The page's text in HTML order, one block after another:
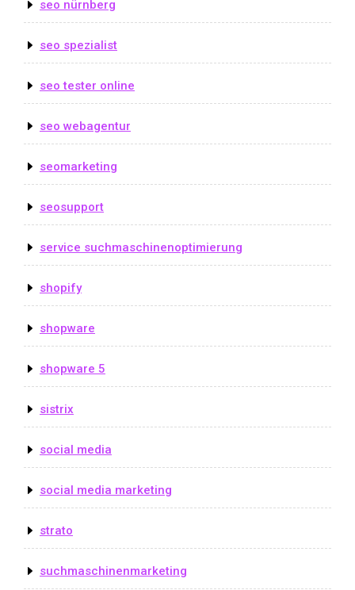
seo nürnberg
seo spezialist
seo tester online
seo webagentur
seomarketing
seosupport
service suchmaschinenoptimierung
shopify
shopware
shopware 5
sistrix
social media
social media marketing
strato
suchmaschinenmarketing